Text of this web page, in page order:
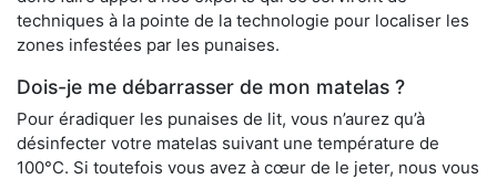
techniques à la pointe de la technologie pour localiser les
zones infestées par les punaises.
Dois-je me débarrasser de mon matelas ?
Pour éradiquer les punaises de lit, vous n’aurez qu’à
désinfecter votre matelas suivant une température de
100°C. Si toutefois vous avez à cœur de le jeter, nous vous